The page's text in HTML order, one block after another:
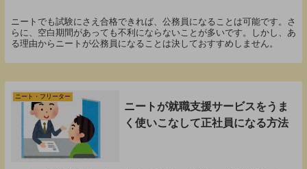
ニートでも試験にさえ合格できれば、公務員になることは可能です。さ
らに、空白期間があっても不利にならないことが多いです。しかし、あ
る理由からニートが公務員になることは決しておすすめしません。
ニート・フリーター
ニートが就職支援サービスをうま
く使いこなして正社員になる方法